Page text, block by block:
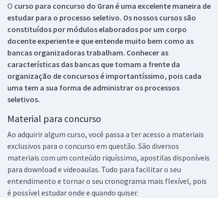
O curso para concurso do Gran é uma excelente maneira de
estudar para o processo seletivo. Os nossos cursos são
constituídos por módulos elaborados por um corpo
docente experiente e que entende muito bem como as
bancas organizadoras trabalham. Conhecer as
características das bancas que tomam a frente da
organização de concursos é importantíssimo, pois cada
uma tem a sua forma de administrar os processos
seletivos.
Material para concurso
Ao adquirir algum curso, você passa a ter acesso a materiais
exclusivos para o concurso em questão. São diversos
materiais com um conteúdo riquíssimo, apostilas disponíveis
para download e videoaulas. Tudo para facilitar o seu
entendimento e tornar o seu cronograma mais flexível, pois
é possível estudar onde e quando quiser.